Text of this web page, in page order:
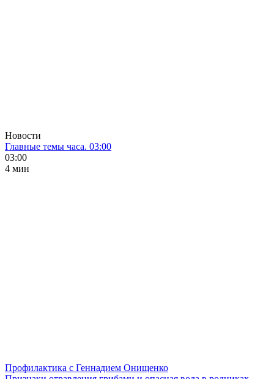
Новости
Главные темы часа. 03:00
03:00
4 мин
Профилактика с Геннадием Онищенко